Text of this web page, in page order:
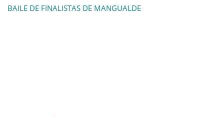
BAILE DE FINALISTAS DE MANGUALDE